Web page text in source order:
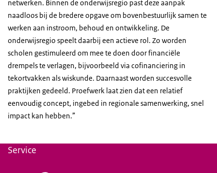
netwerken. Binnen de onderwijsregio past deze aanpak
naadloos bij de bredere opgave om bovenbestuurlijk samen te
werken aan instroom, behoud en ontwikkeling. De
onderwijsregio speelt daarbij een actieve rol. Zo worden
scholen gestimuleerd om mee te doen door financiële
drempels te verlagen, bijvoorbeeld via cofinanciering in
tekortvakken als wiskunde. Daarnaast worden succesvolle
praktijken gedeeld. Proefwerk laat zien dat een relatief
eenvoudig concept, ingebed in regionale samenwerking, snel
impact kan hebben.”
Service